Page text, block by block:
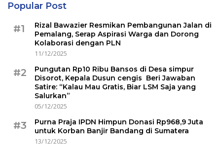
Popular Post
#1
Rizal Bawazier Resmikan Pembangunan Jalan di
Pemalang, Serap Aspirasi Warga dan Dorong
Kolaborasi dengan PLN
11/12/2025
#2
Pungutan Rp10 Ribu Bansos di Desa simpur
Disorot, Kepala Dusun cengis Beri Jawaban
Satire: “Kalau Mau Gratis, Biar LSM Saja yang
Salurkan”
05/12/2025
#3
Purna Praja IPDN Himpun Donasi Rp968,9 Juta
untuk Korban Banjir Bandang di Sumatera
13/12/2025